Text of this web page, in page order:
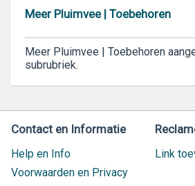
Meer Pluimvee | Toebehoren
Meer Pluimvee | Toebehoren
subrubriek.
Contact en Informatie
Help en Info
Voorwaarden en Privacy
Link